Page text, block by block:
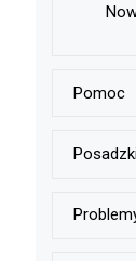
Pomoc